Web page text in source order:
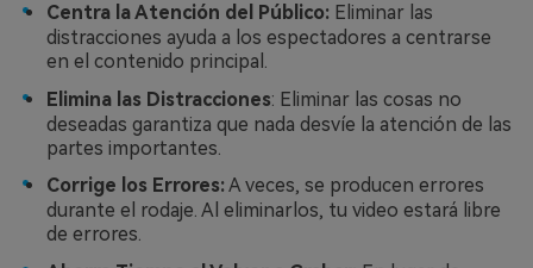
Centra la Atención del Público: Eliminar las
distracciones ayuda a los espectadores a centrarse
en el contenido principal.
Elimina las Distracciones: Eliminar las cosas no
deseadas garantiza que nada desvíe la atención de las
partes importantes.
Corrige los Errores:A veces, se producen errores
durante el rodaje. Al eliminarlos, tu video estará libre
de errores.